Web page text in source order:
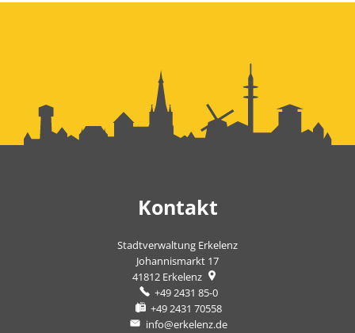
Kontakt
Stadtverwaltung Erkelenz
Johannismarkt 17
41812 Erkelenz
+49 2431 85-0
+49 2431 70558
info@erkelenz.de